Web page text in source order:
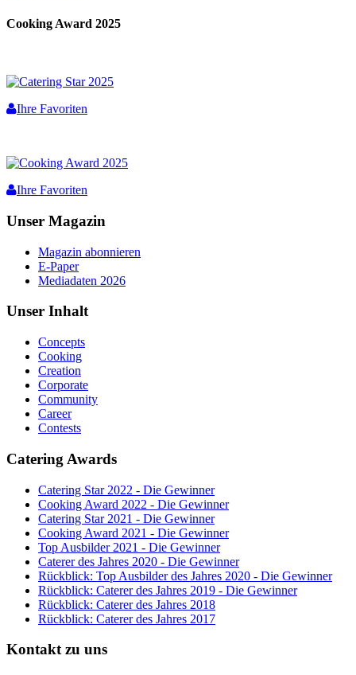
Cooking Award 2025
Ihre Favoriten
Ihre Favoriten
Unser Magazin
Magazin abonnieren
E-Paper
Mediadaten 2026
Unser Inhalt
Concepts
Cooking
Creation
Corporate
Community
Career
Contests
Catering Awards
Catering Star 2022 - Die Gewinner
Cooking Award 2022 - Die Gewinner
Catering Star 2021 - Die Gewinner
Cooking Award 2021 - Die Gewinner
Top Ausbilder 2021 - Die Gewinner
Caterer des Jahres 2020 - Die Gewinner
Rückblick: Top Ausbilder des Jahres 2020 - Die Gewinner
Rückblick: Caterer des Jahres 2019 - Die Gewinner
Rückblick: Caterer des Jahres 2018
Rückblick: Caterer des Jahres 2017
Kontakt zu uns